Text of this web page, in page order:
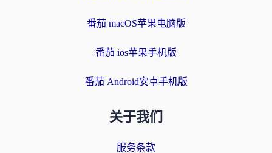
番茄 macOS苹果电脑版
番茄 ios苹果手机版
番茄 Android安卓手机版
关于我们
服务条款